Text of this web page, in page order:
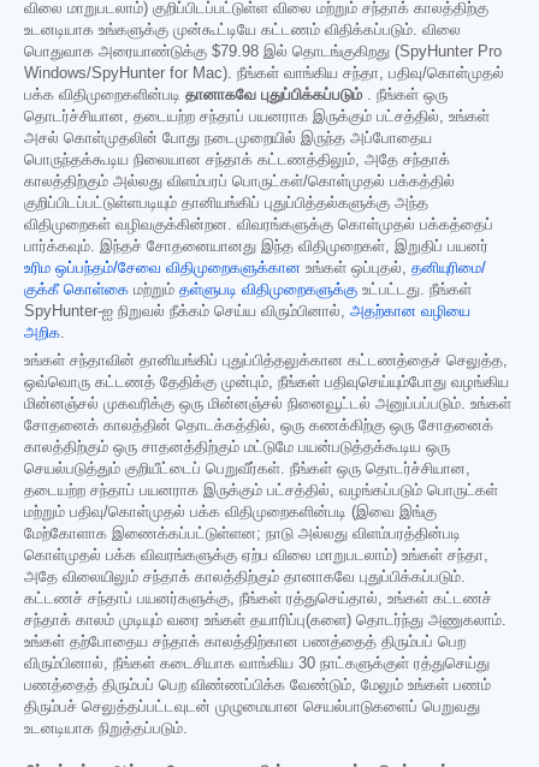
விலை மாறுபடலாம்) குறிப்பிடப்பட்டுள்ள விலை மற்றும் சந்தாக் காலத்திற்கு
உடனடியாக உங்களுக்கு முன்கூட்டியே கட்டணம் விதிக்கப்படும். விலை
பொதுவாக அரையாண்டுக்கு $79.98 இல் தொடங்குகிறது (SpyHunter Pro
Windows/SpyHunter for Mac). நீங்கள் வாங்கிய சந்தா, பதிவு/கொள்முதல்
பக்க விதிமுறைகளின்படி தானாகவே புதுப்பிக்கப்படும் . நீங்கள் ஒரு
தொடர்ச்சியான, தடையற்ற சந்தாப் பயனராக இருக்கும் பட்சத்தில், உங்கள்
அசல் கொள்முதலின் போது நடைமுறையில் இருந்த அப்போதைய
பொருந்தக்கூடிய நிலையான சந்தாக் கட்டணத்திலும், அதே சந்தாக்
காலத்திற்கும் அல்லது விளம்பரப் பொருட்கள்/கொள்முதல் பக்கத்தில்
குறிப்பிடப்பட்டுள்ளபடியும் தானியங்கிப் புதுப்பித்தல்களுக்கு அந்த
விதிமுறைகள் வழிவகுக்கின்றன. விவரங்களுக்கு கொள்முதல் பக்கத்தைப்
பார்க்கவும். இந்தச் சோதனையானது இந்த விதிமுறைகள், இறுதிப் பயனர்
உரிம ஒப்பந்தம்/சேவை விதிமுறைகளுக்கான உங்கள் ஒப்புதல், தனியுரிமை/
குக்கீ கொள்கை மற்றும் தள்ளுபடி விதிமுறைகளுக்கு உட்பட்டது. நீங்கள்
SpyHunter-ஐ நிறுவல் நீக்கம் செய்ய விரும்பினால், அதற்கான வழியை
அறிக
உங்கள் சந்தாவின் தானியங்கிப் புதுப்பித்தலுக்கான கட்டணத்தைச் செலுத்த,
ஒவ்வொரு கட்டணத் தேதிக்கு முன்பும், நீங்கள் பதிவுசெய்யும்போது வழங்கிய
மின்னஞ்சல் முகவரிக்கு ஒரு மின்னஞ்சல் நினைவூட்டல் அனுப்பப்படும். உங்கள்
சோதனைக் காலத்தின் தொடக்கத்தில், ஒரு கணக்கிற்கு ஒரு சோதனைக்
காலத்திற்கும் ஒரு சாதனத்திற்கும் மட்டுமே பயன்படுத்தக்கூடிய ஒரு
செயல்படுத்தும் குறியீட்டைப் பெறுவீர்கள். நீங்கள் ஒரு தொடர்ச்சியான,
தடையற்ற சந்தாப் பயனராக இருக்கும் பட்சத்தில், வழங்கப்படும் பொருட்கள்
மற்றும் பதிவு/கொள்முதல் பக்க விதிமுறைகளின்படி (இவை இங்கு
மேற்கோளாக இணைக்கப்பட்டுள்ளன; நாடு அல்லது விளம்பரத்தின்படி
கொள்முதல் பக்க விவரங்களுக்கு ஏற்ப விலை மாறுபடலாம்) உங்கள் சந்தா,
அதே விலையிலும் சந்தாக் காலத்திற்கும் தானாகவே புதுப்பிக்கப்படும்.
கட்டணச் சந்தாப் பயனர்களுக்கு, நீங்கள் ரத்துசெய்தால், உங்கள் கட்டணச்
சந்தாக் காலம் முடியும் வரை உங்கள் தயாரிப்பு(களை) தொடர்ந்து அணுகலாம்.
உங்கள் தற்போதைய சந்தாக் காலத்திற்கான பணத்தைத் திரும்பப் பெற
விரும்பினால், நீங்கள் கடைசியாக வாங்கிய 30 நாட்களுக்குள் ரத்துசெய்து
பணத்தைத் திரும்பப் பெற விண்ணப்பிக்க வேண்டும், மேலும் உங்கள் பணம்
திரும்பச் செலுத்தப்பட்டவுடன் முழுமையான செயல்பாடுகளைப் பெறுவது
உடனடியாக நிறுத்தப்படும்.